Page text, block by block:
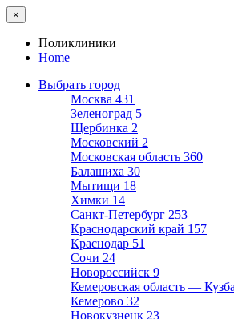
×
Поликлиники
Home
Выбрать город
Москва 431
Зеленоград 5
Щербинка 2
Московский 2
Московская область 360
Балашиха 30
Мытищи 18
Химки 14
Санкт-Петербург 253
Краснодарский край 157
Краснодар 51
Сочи 24
Новороссийск 9
Кемеровская область —
Кемерово 32
Новокузнецк 23